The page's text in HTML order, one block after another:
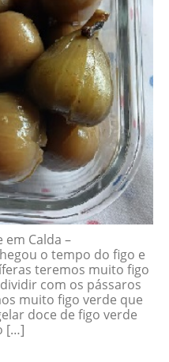
em Calda –
o tempo do figo e
teremos muito figo
com os pássaros
muito figo verde que
doce de figo verde
[…]